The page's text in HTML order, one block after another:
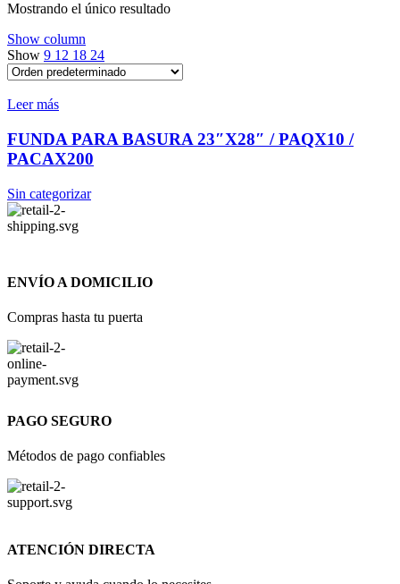
Mostrando el único resultado
Show column
Show 9 12 18 24
Leer más
FUNDA PARA BASURA 23″X28″ / PAQX10 /
PACAX200
Sin categorizar
ENVÍO A DOMICILIO
Compras hasta tu puerta
PAGO SEGURO
Métodos de pago confiables
ATENCIÓN DIRECTA